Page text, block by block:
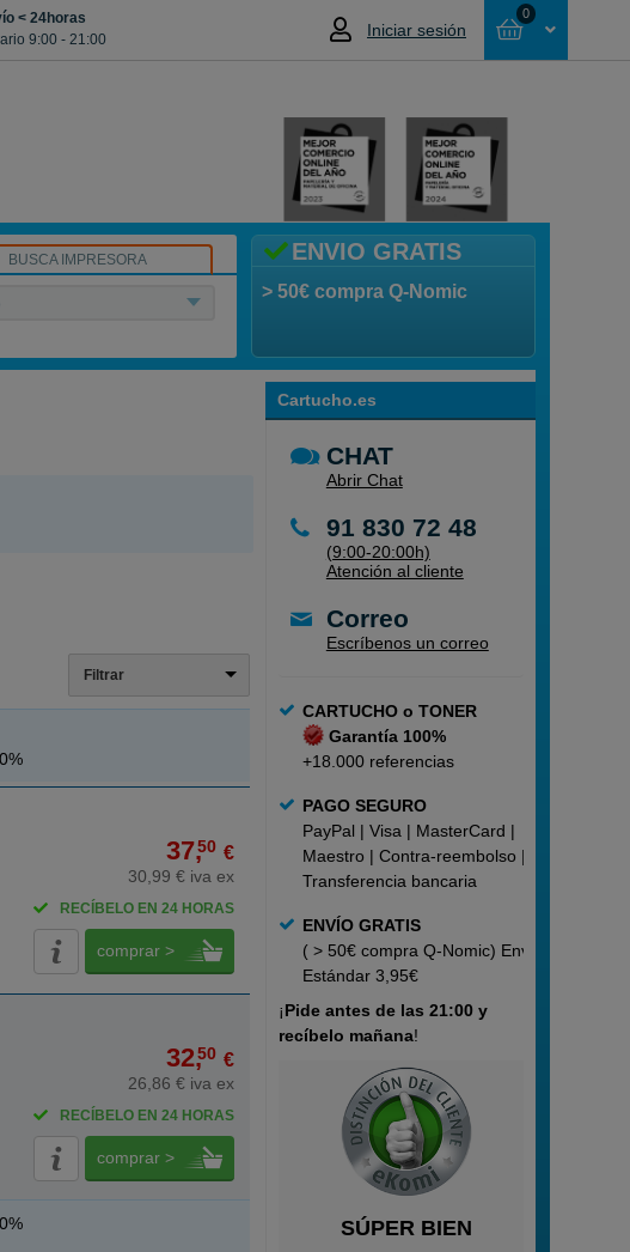
< 24horas
9:00 - 21:00
Iniciar sesión
0
NO HAS SELECCIONADO NINGÚN
ENVIO GRATIS
> 50€ compra Q-Nomic
BUSCA IMPRESORA
Cartucho.es
CHAT
Abrir Chat
91 830 72 48
(9:00-20:00h)
Atención al cliente
Correo
Escríbenos un correo
CARTUCHO o TONER
Garantía 100%
+18.000 referencias
PAGO SEGURO
PayPal | Visa | MasterCard |
Maestro | Contra-reembolso |
Transferencia bancaria
ENVÍO GRATIS
( > 50€ compra Q-Nomic) Envío
Estándar 3,95€
¡Pide antes de las 21:00 y
recíbelo mañana!
SÚPER BIEN
Filtrar
37,50 €
30,99 € iva ex
RECÍBELO EN 24 HORAS
comprar >
32,50 €
26,86 € iva ex
RECÍBELO EN 24 HORAS
comprar >